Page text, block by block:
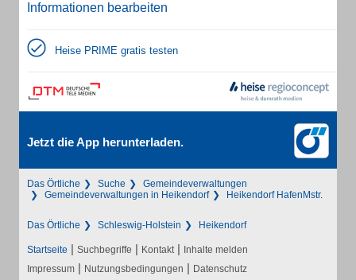
Informationen bearbeiten
Heise PRIME gratis testen
Jetzt die App herunterladen.
Das Örtliche Suche
Gemeindeverwaltungen
Gemeindeverwaltungen in Heikendorf
Heikendorf HafenMstr.
Das Örtliche Schleswig-Holstein Heikendorf
Startseite | Suchbegriffe | Kontakt | Inhalte melden
Impressum | Nutzungsbedingungen | Datenschutz